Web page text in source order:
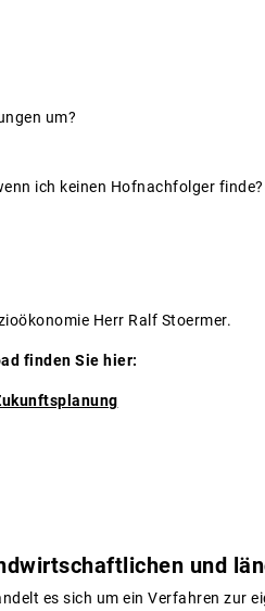
um?
ich keinen Hofnachfolger finde?
Herr Ralf Stoermer.
finden Sie hier:
und
es sich um ein Verfahren zur